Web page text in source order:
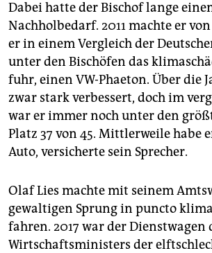
Dabei hatte der Bischof lange
Nachholbedarf. 2011 machte er
er in einem Vergleich der
unter den Bischöfen das
fuhr, einen VW-Phaeton. Über die
zwar stark verbessert, doch im
war er immer noch unter den
Platz 37 von 45. Mittlerweile habe
Auto, versicherte sein Sprecher.
Olaf Lies machte mit seinem
gewaltigen Sprung in puncto
fahren. 2017 war der Dienstwagen
Wirtschaftsministers der